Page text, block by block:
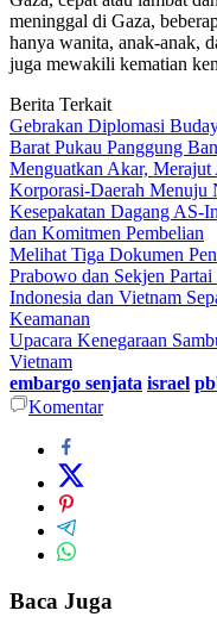
meninggal di Gaza,
hanya wanita, anak-anak,
juga mewakili kematian
Berita Terkait
Gebrakan Diplomasi
Barat Pukau Panggung
Menguatkan Akar,
Korporasi-Daerah Menuju
Kesepakatan Dagang AS-
dan Komitmen Pembelian
Melihat Tiga Dokumen
Prabowo dan Sekjen
Indonesia dan Vietnam
Keamanan
Upacara Kenegaraan
Vietnam
embargo senjata israel
Komentar
Baca Juga